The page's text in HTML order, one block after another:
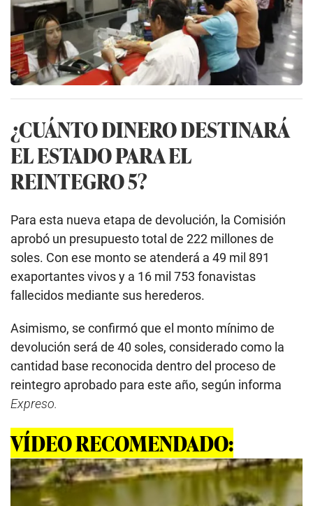
¿CUÁNTO DINERO DESTINARÁ
EL ESTADO PARA EL
REINTEGRO 5?
Para esta nueva etapa de devolución, la Comisión
aprobó un presupuesto total de 222 millones de
soles. Con ese monto se atenderá a 49 mil 891
exaportantes vivos y a 16 mil 753 fonavistas
fallecidos mediante sus herederos.
Asimismo, se confirmó que el monto mínimo de
devolución será de 40 soles, considerado como la
cantidad base reconocida dentro del proceso de
reintegro aprobado para este año, según informa
Expreso.
VÍDEO RECOMENDADO: